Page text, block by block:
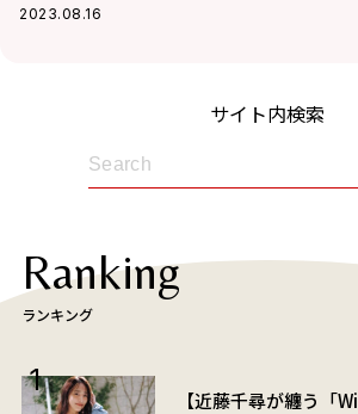
2023.08.16
サイト内検索
Ranking
ランキング
【近藤千尋が纏う「